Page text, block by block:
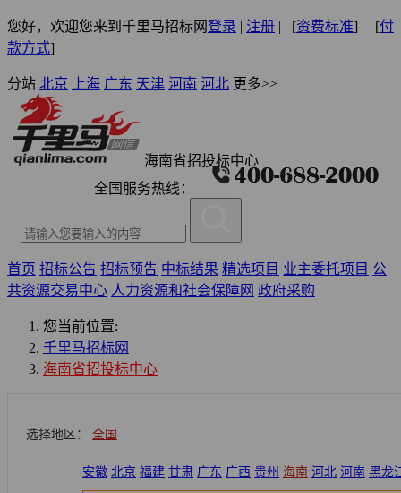
您好，欢迎您来到千里马招标网登录 | 注册 | [资费标准] | [付
款方式]
分站 北京 上海 广东 天津 河南 河北 更多>>
海南省招投标中心
全国服务热线：
首页 招标公告 招标预告 中标结果 精选项目 业主委托项目 公
共资源交易中心 人力资源和社会保障网 政府采购
您当前位置:
千里马招标网
海南省招投标中心
选择地区： 全国
安徽 北京 福建 甘肃 广东 广西 贵州 海南 河北 河南 黑龙